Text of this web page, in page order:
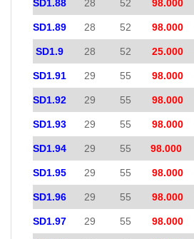
SD1.88 28 52 98.000
SD1.89 28 52 98.000
SD1.9 28 52 25.000
SD1.91 29 55 98.000
SD1.92 29 55 98.000
SD1.93 29 55 98.000
SD1.94 29 55 98.000
SD1.95 29 55 98.000
SD1.96 29 55 98.000
SD1.97 29 55 98.000